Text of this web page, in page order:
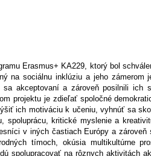
Erasmus+ KA229, ktorý bol
na sociálnu inklúziu a jeho zámerom
akceptovaní a zároveň posilnili ich
projektu je zdieľať spoločné
ich motiváciu k učeniu, vyhnúť sa
kritické myslenie a
v iných častiach Európy a
tímoch, okúsia multikultúrne
spolupracovať na rôznych aktivitách